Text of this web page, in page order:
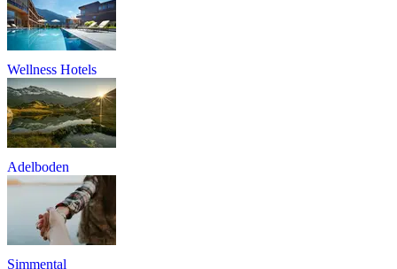
Wellness Hotels
Adelboden
Simmental